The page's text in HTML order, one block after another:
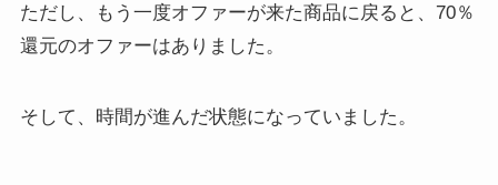
ただし、もう一度オファーが来た商品に戻ると、70％
還元のオファーはありました。
そして、時間が進んだ状態になっていました。